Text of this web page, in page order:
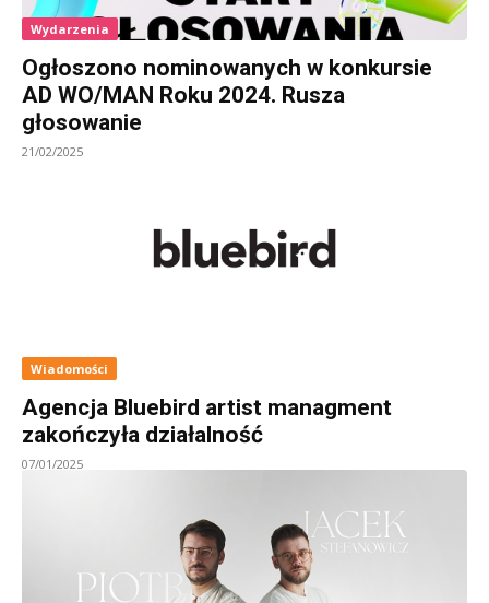
Wydarzenia
Ogłoszono nominowanych w konkursie
AD WO/MAN Roku 2024. Rusza
głosowanie
21/02/2025
Wiadomości
Agencja Bluebird artist managment
zakończyła działalność
07/01/2025